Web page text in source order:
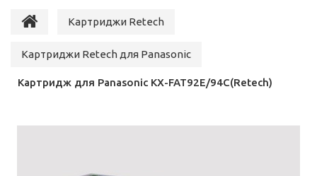
Картриджи Retech
Картриджи Retech для Panasonic
Картридж для Panasonic KX-FAT92E/94C(Retech)